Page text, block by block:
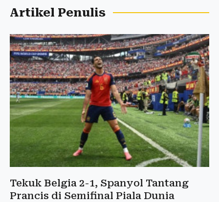
Artikel Penulis
Tekuk Belgia 2-1, Spanyol Tantang
Prancis di Semifinal Piala Dunia